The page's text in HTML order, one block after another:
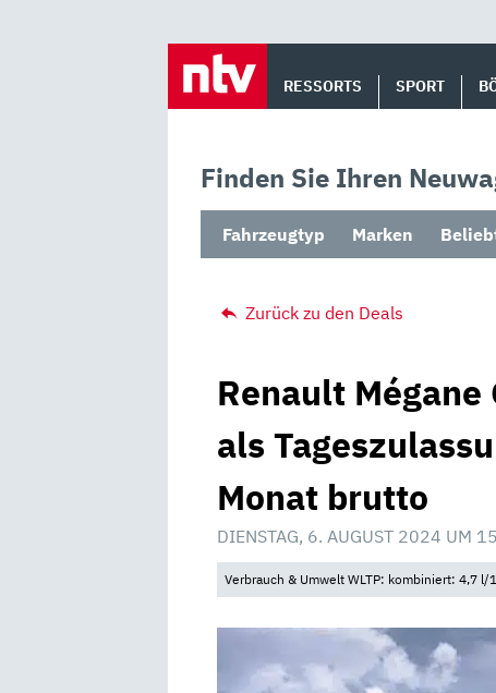
RESSORTS SPORT
Finden Sie Ihren
Fahrzeugtyp Marken
Zurück zu den Deals
Renault
als
Monat brutto
DIENSTAG, 6. AUGUST 2024 UM
Verbrauch & Umwelt WLTP: kombiniert: 4,7